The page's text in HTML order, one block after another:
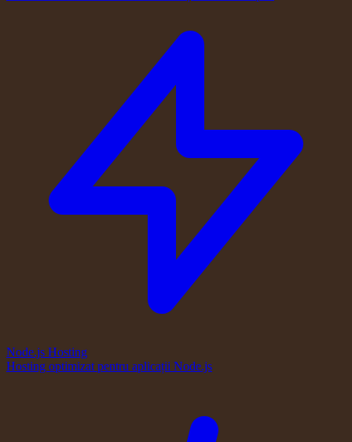
Node.js Hosting
Hosting optimizat pentru aplicații Node.js